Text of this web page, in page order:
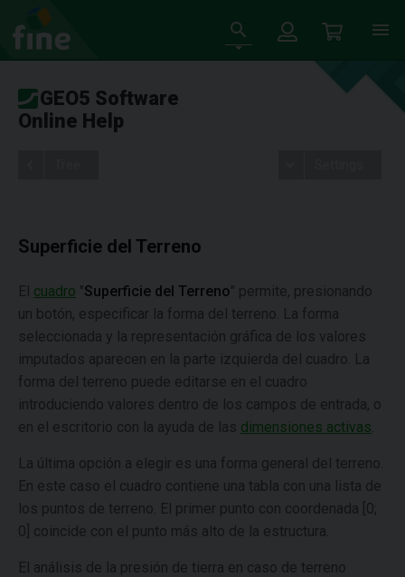
GEO5 Software
Online Help
Superficie del Terreno
El cuadro "Superficie del Terreno" permite, presionando
un botón, especificar la forma del terreno. La forma
seleccionada y la representación gráfica de los valores
imputados aparecen en la parte izquierda del cuadro. La
forma del terreno puede editarse en el cuadro
introduciendo valores dentro de los campos de entrada, o
en el escritorio con la ayuda de las dimensiones activas
La última opción a elegir es una forma general del terreno.
En este caso el cuadro contiene una tabla con una lista de
los puntos de terreno. El primer punto con coordenada [0;
0] coincide con el punto más alto de la estructura.
El análisis de la presión de tierra en caso de terreno